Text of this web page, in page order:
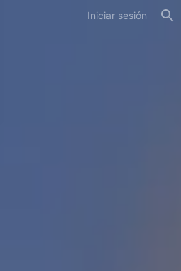
Iniciar sesión